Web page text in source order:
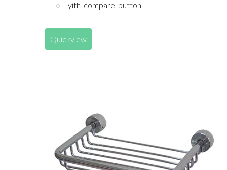
[yith_compare_button]
Quickview